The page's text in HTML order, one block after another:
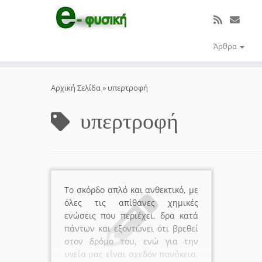
Άρθρα
Αρχική Σελίδα» υπερτροφή
υπερτροφή
Το σκόρδο απλό και ανθεκτικό, με
όλες τις απίθανες χημικές
ενώσεις που περιέχει, δρα κατά
πάντων και εξοντώνει ότι βρεθεί
στον δρόμο του, ενώ για την
υγεία μας είναι σχεδόν πανάκεια.